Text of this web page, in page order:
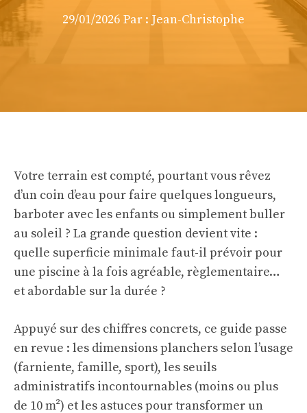
29/01/2026 Par : Jean-Christophe
Votre terrain est compté, pourtant vous rêvez
d’un coin d’eau pour faire quelques longueurs,
barboter avec les enfants ou simplement buller
au soleil ? La grande question devient vite :
quelle superficie minimale faut-il prévoir pour
une piscine à la fois agréable, règlementaire…
et abordable sur la durée ?
Appuyé sur des chiffres concrets, ce guide passe
en revue : les dimensions planchers selon l’usage
(farniente, famille, sport), les seuils
administratifs incontournables (moins ou plus
de 10 m²) et les astuces pour transformer un